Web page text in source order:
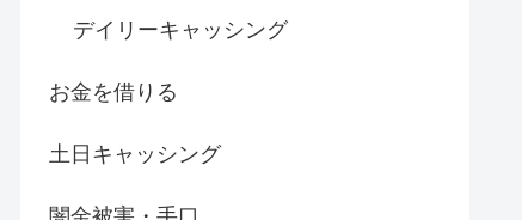
デイリーキャッシング
お金を借りる
土日キャッシング